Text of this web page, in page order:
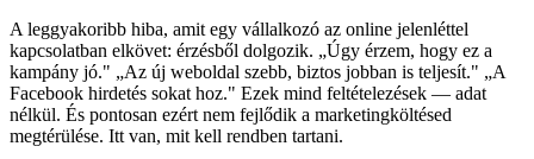
A leggyakoribb hiba, amit egy vállalkozó az online jelenléttel
kapcsolatban elkövet: érzésből dolgozik. „Úgy érzem, hogy ez a
kampány jó." „Az új weboldal szebb, biztos jobban is teljesít." „A
Facebook hirdetés sokat hoz." Ezek mind feltételezések — adat
nélkül. És pontosan ezért nem fejlődik a marketingköltésed
megtérülése. Itt van, mit kell rendben tartani.